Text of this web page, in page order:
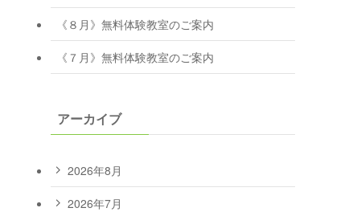
《８月》無料体験教室のご案内
《７月》無料体験教室のご案内
アーカイブ
2026年8月
2026年7月